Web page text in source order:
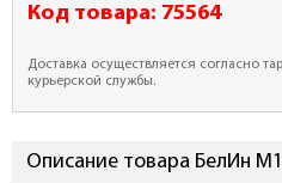
Код товара: 75564
Доставка осуществляется согласно
курьерской службы.
Описание товара БелИн